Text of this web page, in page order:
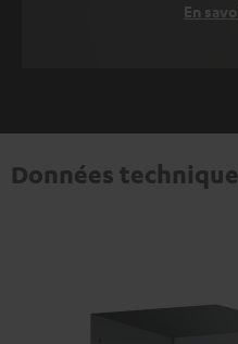
En
Données